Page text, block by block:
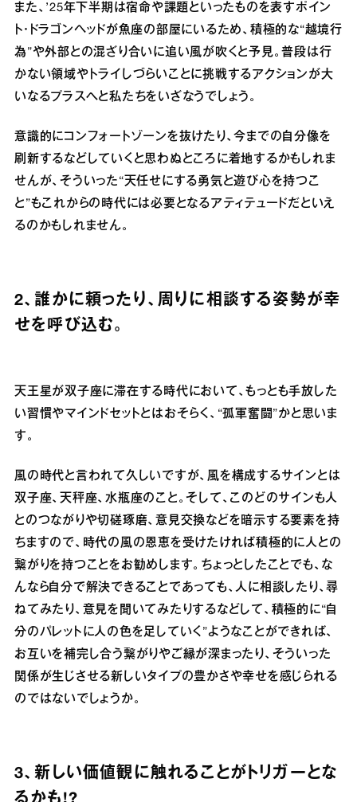
また、’25年下半期は宿命や課題といったものを表すポイン
ト・ドラゴンヘッドが魚座の部屋にいるため、積極的な“越境行
為”や外部との混ざり合いに追い風が吹くと予見。普段は行
かない領域やトライしづらいことに挑戦するアクションが大
いなるプラスへと私たちをいざなうでしょう。
意識的にコンフォートゾーンを抜けたり、今までの自分像を
刷新するなどしていくと思わぬところに着地するかもしれま
せんが、そういった“天任せにする勇気と遊び心を持つこ
と”もこれからの時代には必要となるアティテュードだといえ
るのかもしれません。
2、誰かに頼ったり、周りに相談する姿勢が幸
せを呼び込む。
天王星が双子座に滞在する時代において、もっとも手放した
い習慣やマインドセットとはおそらく、“孤軍奮闘”かと思いま
す。
風の時代と言われて久しいですが、風を構成するサインとは
双子座、天秤座、水瓶座のこと。そして、このどのサインも人
とのつながりや切磋琢磨、意見交換などを暗示する要素を持
ちますので、時代の風の恩恵を受けたければ積極的に人との
繋がりを持つことをお勧めします。ちょっとしたことでも、な
んなら自分で解決できることであっても、人に相談したり、尋
ねてみたり、意見を聞いてみたりするなどして、積極的に“自
分のパレットに人の色を足していく”ようなことができれば、
お互いを補完し合う繋がりやご縁が深まったり、そういった
関係が生じさせる新しいタイプの豊かさや幸せを感じられる
のではないでしょうか。
3、新しい価値観に触れることがトリガーとな